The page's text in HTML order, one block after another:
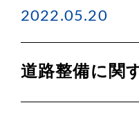
2022.05.20
道路整備に関